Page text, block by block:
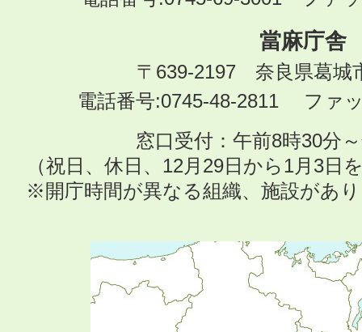
當麻庁舎
〒639-2197 奈良県葛城
電話番号:0745-48-2811 ファ
窓口受付：午前8時30分
（祝日、休日、12月29日から1月3日
※開庁時間が異なる組織、施設があ